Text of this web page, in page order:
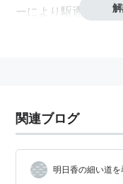
ーにより駆逐される
関連ブログ
明日香の細い道を